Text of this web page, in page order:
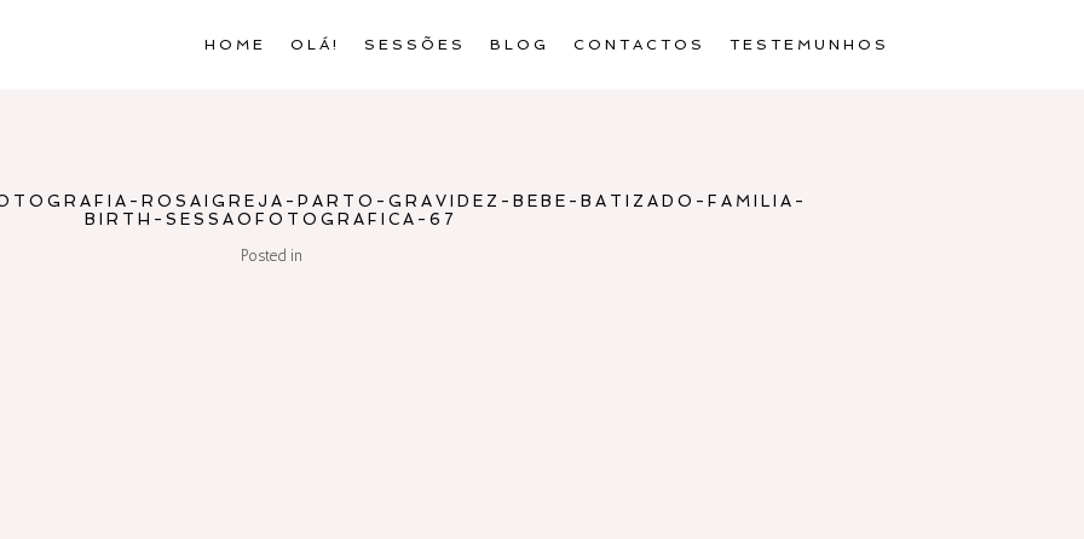
HOME OLÁ! SESSÕES BLOG CONTACTOS TESTEMUNHOS
ROSAIGREJA-PARTO-GRAVIDEZ-BEBE-BATIZADO-FAMILIA-
BIRTH-SESSAOFOTOGRAFICA-67
Posted in